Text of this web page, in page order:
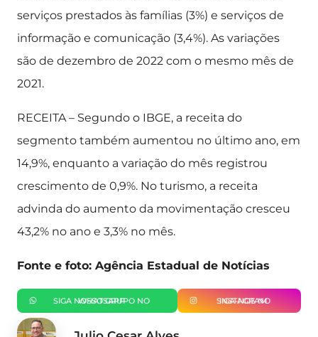
serviços prestados às famílias (3%) e serviços de
informação e comunicação (3,4%). As variações
são de dezembro de 2022 com o mesmo mês de
2021.
RECEITA – Segundo o IBGE, a receita do
segmento também aumentou no último ano, em
14,9%, enquanto a variação do mês registrou
crescimento de 0,9%. No turismo, a receita
advinda do aumento da movimentação cresceu
43,2% no ano e 3,3% no mês.
Fonte e foto: Agência Estadual de Notícias
SIGA NOSSO GRUPO NO WHATSAPP SIGA-NOS NO INSTAGRAM